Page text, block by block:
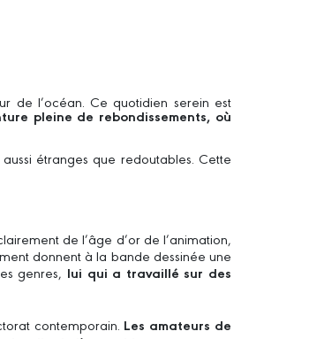
de l’océan. Ce quotidien serein est
pleine de rebondissements, où
étranges que redoutables. Cette
de l’âge d’or de l’animation,
donnent à la bande dessinée une
genres, lui qui a travaillé sur des
contemporain. Les amateurs de